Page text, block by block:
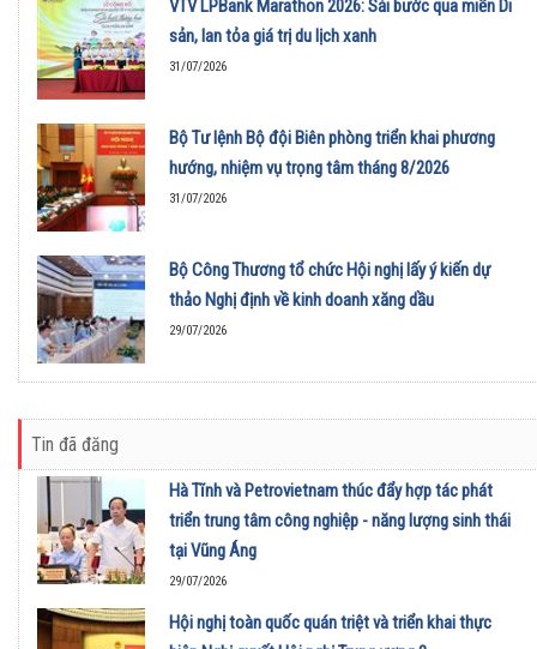
VTV LPBank Marathon 2026: Sải bước qua miền Di
sản, lan tỏa giá trị du lịch xanh
31/07/2026
Bộ Tư lệnh Bộ đội Biên phòng triển khai phương
hướng, nhiệm vụ trọng tâm tháng 8/2026
31/07/2026
Bộ Công Thương tổ chức Hội nghị lấy ý kiến dự
thảo Nghị định về kinh doanh xăng dầu
29/07/2026
Tin đã đăng
Hà Tĩnh và Petrovietnam thúc đẩy hợp tác phát
triển trung tâm công nghiệp - năng lượng sinh thái
tại Vũng Áng
29/07/2026
Hội nghị toàn quốc quán triệt và triển khai thực